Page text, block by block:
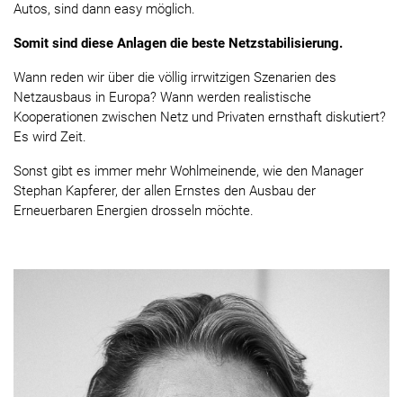
Autos, sind dann easy möglich.
Somit sind diese Anlagen die beste Netzstabilisierung.
Wann reden wir über die völlig irrwitzigen Szenarien des
Netzausbaus in Europa? Wann werden realistische
Kooperationen zwischen Netz und Privaten ernsthaft diskutiert?
Es wird Zeit.
Sonst gibt es immer mehr Wohlmeinende, wie den Manager
Stephan Kapferer, der allen Ernstes den Ausbau der
Erneuerbaren Energien drosseln möchte.